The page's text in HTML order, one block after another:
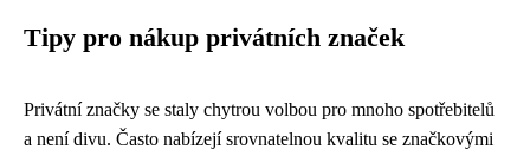
Tipy pro nákup privátních značek
Privátní značky se staly chytrou volbou pro mnoho spotřebitelů
a není divu. Často nabízejí srovnatelnou kvalitu se značkovými